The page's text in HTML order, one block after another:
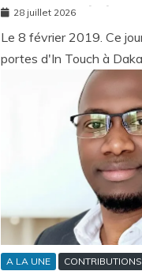
LA FINTECH
28 juillet 2026
Le 8 février 2019. Ce
portes d'In Touch à
A LA UNE CONTRIBUTIONS